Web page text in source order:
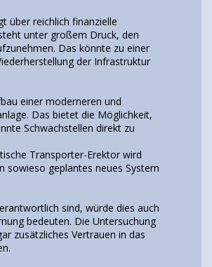
über reichlich finanzielle
unter großem Druck, den
Das könnte zu einer
der Infrastruktur
einer moderneren und
Das bietet die Möglichkeit,
Schwachstellen direkt zu
Transporter-Erektor wird
sowieso geplantes neues System
sind, würde dies auch
bedeuten. Die Untersuchung
zusätzliches Vertrauen in das